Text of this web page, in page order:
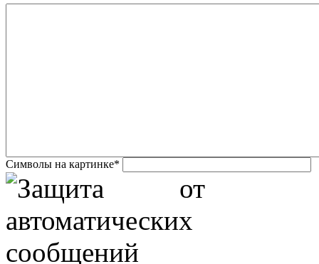
Символы на картинке*